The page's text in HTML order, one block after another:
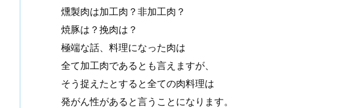
燻製肉は加工肉？非加工肉？
焼豚は？挽肉は？
極端な話、料理になった肉は
全て加工肉であるとも言えますが、
そう捉えたとすると全ての肉料理は
発がん性があると言うことになります。